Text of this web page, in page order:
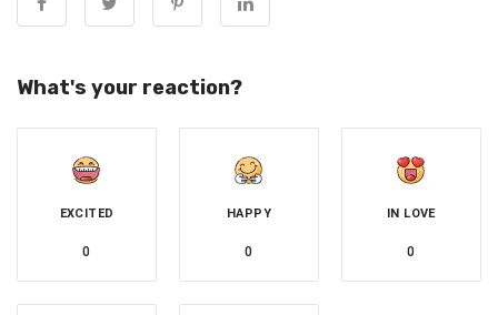
What's your reaction?
EXCITED
0
HAPPY
0
IN LOVE
0